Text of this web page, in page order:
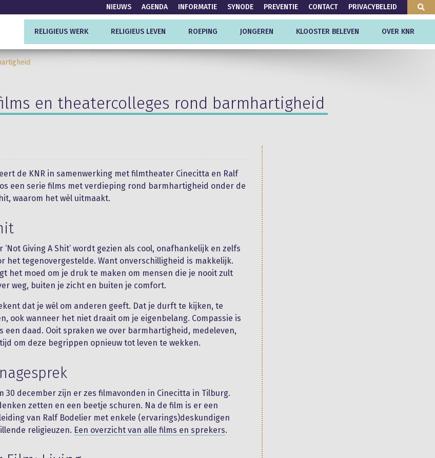
NIEUWS AGENDA INFORMATIE SYNODE PREVENTIE CONTACT PRIVACYBELEID
RELIGIEUS WERK RELIGIEUS LEVEN ROEPING JONGEREN KLOOSTER BELEVEN OVER KNR
en theatercolleges rond barmhartigheid
de KNR in samenwerking met filmtheater Cinecitta en Ralf
een serie films met verdieping rond barmhartigheid onder de
waarom het wèl uitmaakt.
‘Not Giving A Shit’ wordt gezien als cool, onafhankelijk en zelfs
het tegenovergestelde. Want onverschilligheid is makkelijk.
het moed om je druk te maken om mensen die je nooit zult
weg, buiten je zicht en buiten je comfort.
dat je wél om anderen geeft. Dat je durft te kijken, te
ook wanneer het niet draait om je eigenbelang. Compassie is
een daad. Ooit spraken we over barmhartigheid, medeleven,
om deze begrippen opnieuw tot leven te wekken.
30 december zijn er zes filmavonden in Cinecitta in Tilburg.
zetten en een beetje schuren. Na de film is er een
van Ralf Bodelier met enkele (ervarings)deskundigen
religieuzen. Een overzicht van alle films en sprekers.